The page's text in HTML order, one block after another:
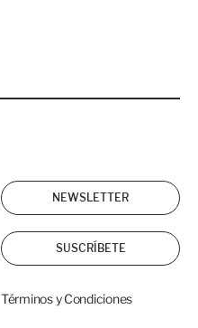
NEWSLETTER
SUSCRÍBETE
Términos y Condiciones